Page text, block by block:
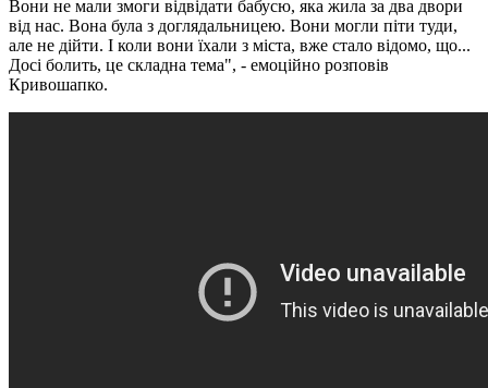
Вони не мали змоги відвідати бабусю, яка жила за два двори
від нас. Вона була з доглядальницею. Вони могли піти туди,
але не дійти. І коли вони їхали з міста, вже стало відомо, що...
Досі болить, це складна тема", - емоційно розповів
Кривошапко.